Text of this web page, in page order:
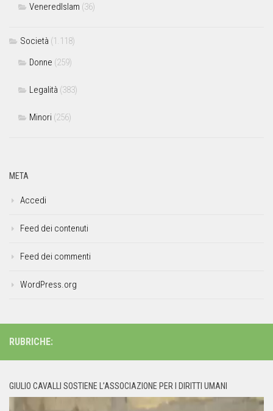
VeneredIslam (36)
Società (1.118)
Donne (259)
Legalità (383)
Minori (256)
META
Accedi
Feed dei contenuti
Feed dei commenti
WordPress.org
RUBRICHE:
GIULIO CAVALLI SOSTIENE L’ASSOCIAZIONE PER I DIRITTI UMANI